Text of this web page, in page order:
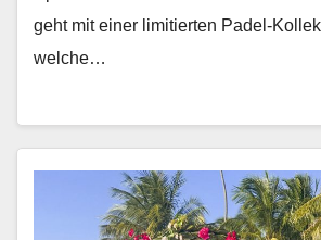
geht mit ein­er lim­i­tierten Padel-
welche…